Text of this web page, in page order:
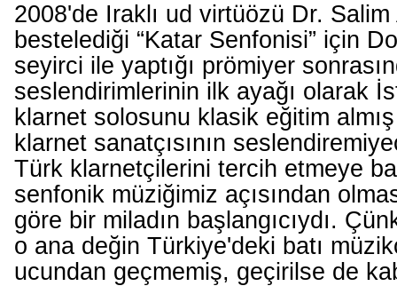
2008'de Iraklı ud virtüözü Dr.
bestelediği “Katar Senfonisi” için
seyirci ile yaptığı prömiyer
seslendirimlerinin ilk ayağı olarak
klarnet solosunu klasik eğitim
klarnet sanatçısının
Türk klarnetçilerini tercih etmeye
senfonik müziğimiz açısından
göre bir miladın başlangıcıydı.
o ana değin Türkiye'deki batı
ucundan geçmemiş, geçirilse de